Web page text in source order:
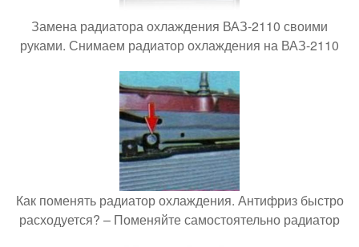
Замена радиатора охлаждения ВАЗ-2110 своими
руками. Снимаем радиатор охлаждения на ВАЗ-2110
Как поменять радиатор охлаждения. Антифриз быстро
расходуется? – Поменяйте самостоятельно радиатор